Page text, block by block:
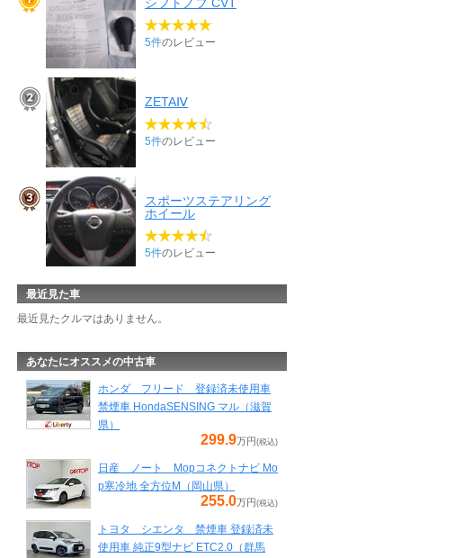
5件のレビュー
ZETAⅣ
5件のレビュー
スポーツステアリング
ホイール
5件のレビュー
最近見た車
最近見たクルマはありません。
あなたにオススメの中古車
ホンダ フリード 登録済未使用車
禁煙車 HondaSENSING マル（滋賀
県）
299.9万円(税込)
日産 ノート Mopコネクトナビ Mo
p寒冷地 全方位M（岡山県）
255.0万円(税込)
トヨタ シエンタ 禁煙車 登録済未
使用車 純正9型ナビ ETC2.0（群馬